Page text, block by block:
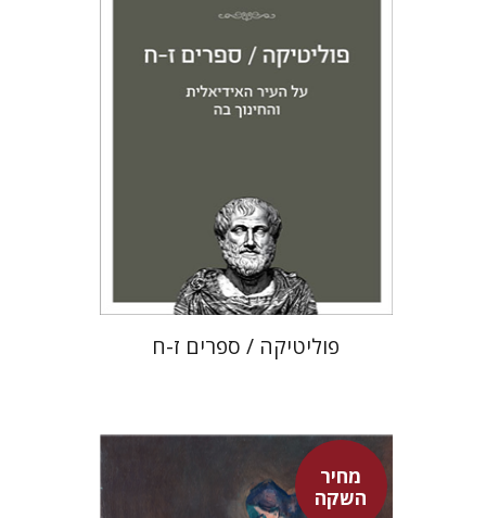
מחיר השקה
$31
$22
פוליטיקה / ספרים ז-ח
מחיר
השקהדוד אסף